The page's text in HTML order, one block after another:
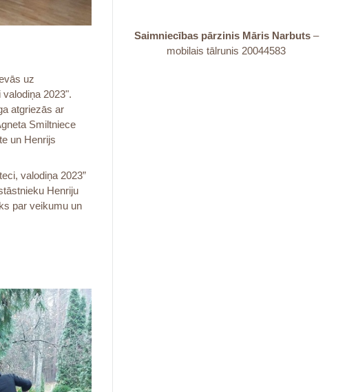
uz
2023".
atgriezās ar
Smiltniece
un Henrijs
valodiņa 2023”
Henriju
par veikumu un
Saimniecības pārzinis Māris Narbuts–
mobilais tālrunis 20044583